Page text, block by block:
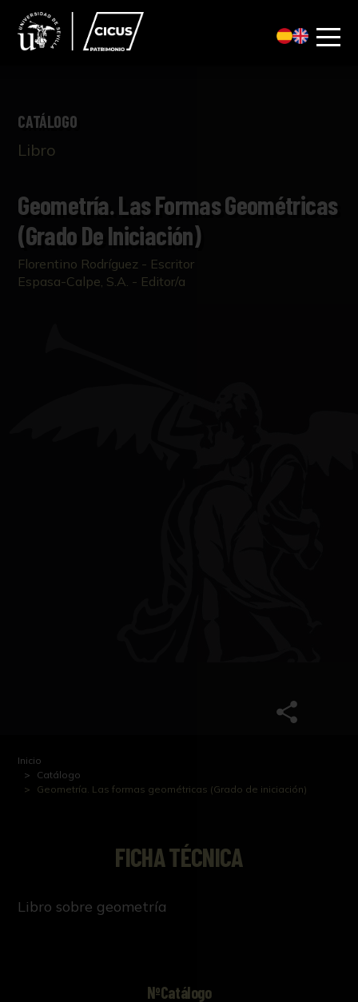
CATÁLOGO
Libro
Geometría. Las Formas Geométricas
(Grado De Iniciación)
Florentino Rodríguez - Escritor
Espasa-Calpe, S.A. - Editor/a
Inicio
Catálogo
Geometría. Las formas geométricas (Grado de iniciación)
FICHA TÉCNICA
Libro sobre geometría
NºCatálogo